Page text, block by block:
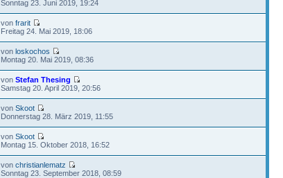
Sonntag 23. Juni 2019, 19:24
vonfrarit
Freitag 24. Mai 2019, 18:06
vonloskochos
Montag 20. Mai 2019, 08:36
vonStefan Thesing
Samstag 20. April 2019, 20:56
vonSkoot
Donnerstag 28. März 2019, 11:55
vonSkoot
Montag 15. Oktober 2018, 16:52
vonchristianlematz
Sonntag 23. September 2018, 08:59